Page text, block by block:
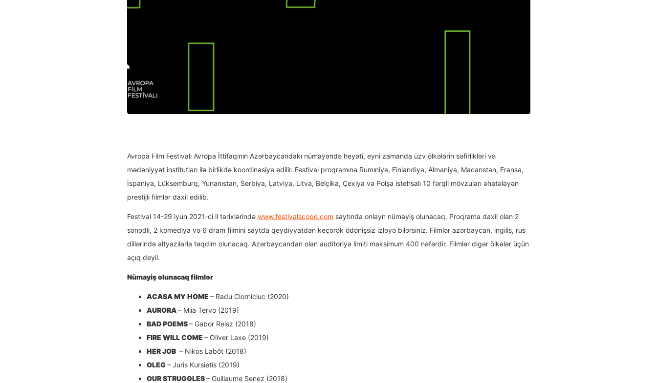
Avropa Film Festivalı Avropa İttifaqının Azərbaycandakı nümayəndə heyəti, eyni zamanda üzv ölkələrin səfirlikləri və
mədəniyyət institutları ilə birlikdə koordinasiya edilir. Festival proqramına Rumıniya, Finlandiya, Almaniya, Macarıstan, Fransa,
İspaniya, Lüksemburq, Yunanıstan, Serbiya, Latviya, Litva, Belçika, Çexiya və Polşa istehsalı 10 fərqli mövzuları əhatələyən
prestijli filmlər daxil edilib.
Festival 14-29 iyun 2021-ci il tarixlərində www.festivalscope.com saytında onlayn nümayiş olunacaq. Proqrama daxil olan 2
sənədli, 2 komediya və 6 dram filmini saytda qeydiyyatdan keçərək ödənişsiz izləyə bilərsiniz. Filmlər azərbaycan, ingilis, rus
dillərində altyazılarla təqdim olunacaq. Azərbaycandan olan auditoriya limiti maksimum 400 nəfərdir. Filmlər digər ölkələr üçün
açıq deyil.
Nümayiş olunacaq filmlər
ACASA MY HOME – Radu Ciorniciuc (2020)
AURORA– Miia Tervo (2019)
BAD POEMS– Gabor Reisz (2018)
FIRE WILL COME – Oliver Laxe (2019)
HER JOB – Nikos Labôt (2018)
OLEG– Juris Kursietis (2019)
OUR STRUGGLES– Guillaume Senez (2018)